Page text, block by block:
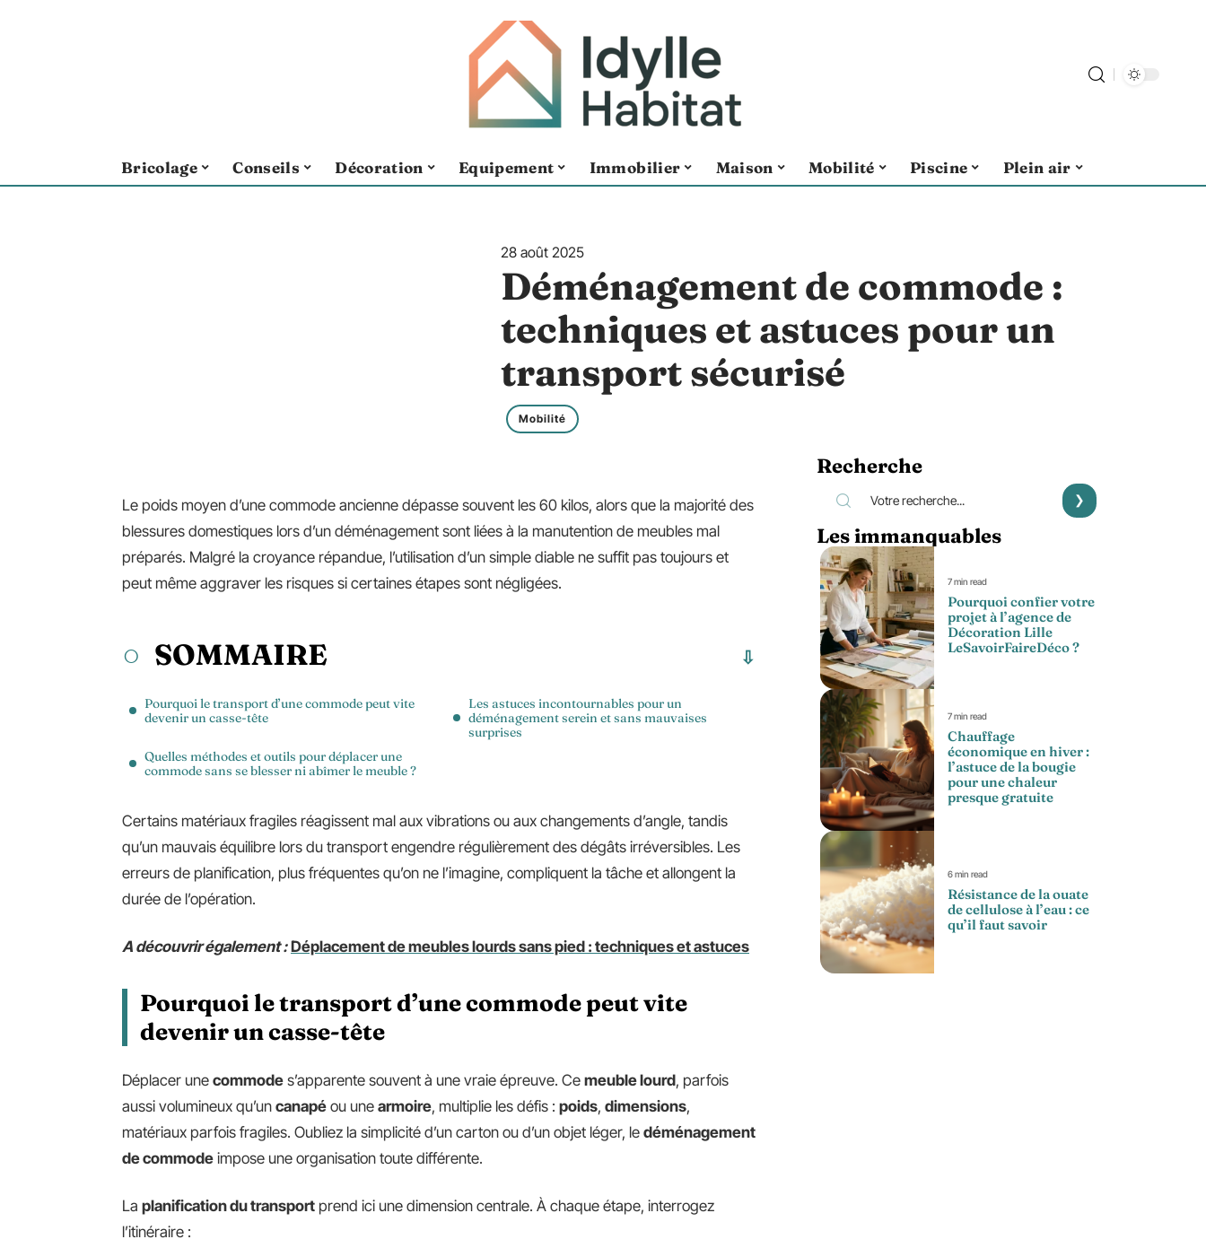
Bricolage Conseils Décoration Equipement Immobilier Maison Mobilité Piscine Plein air
28 août 2025
Déménagement de commode :
techniques et astuces pour un
transport sécurisé
Mobilité
Le poids moyen d’une commode ancienne dépasse souvent les 60 kilos, alors que la majorité des
blessures domestiques lors d’un déménagement sont liées à la manutention de meubles mal
préparés. Malgré la croyance répandue, l’utilisation d’un simple diable ne suffit pas toujours et
peut même aggraver les risques si certaines étapes sont négligées.
SOMMAIRE
Pourquoi le transport d’une commode peut vite
devenir un casse-tête
Quelles méthodes et outils pour déplacer une
commode sans se blesser ni abîmer le meuble ?
Les astuces incontournables pour un
déménagement serein et sans mauvaises
surprises
Certains matériaux fragiles réagissent mal aux vibrations ou aux changements d’angle, tandis
qu’un mauvais équilibre lors du transport engendre régulièrement des dégâts irréversibles. Les
erreurs de planification, plus fréquentes qu’on ne l’imagine, compliquent la tâche et allongent la
durée de l’opération.
A découvrir également : Déplacement de meubles lourds sans pied : techniques et astuces
Pourquoi le transport d’une commode peut vite
devenir un casse-tête
Déplacer une commode s’apparente souvent à une vraie épreuve. Ce meuble lourd, parfois
aussi volumineux qu’un canapé ou une armoire, multiplie les défis : poids, dimensions,
matériaux parfois fragiles. Oubliez la simplicité d’un carton ou d’un objet léger, le déménagement
de commode impose une organisation toute différente.
La planification du transport prend ici une dimension centrale. À chaque étape, interrogez
l’itinéraire :
Recherche
Les immanquables
7 min read
Pourquoi confier votre
projet à l’agence de
Décoration Lille
LeSavoirFaireDéco ?
7 min read
Chauffage
économique en hiver :
l’astuce de la bougie
pour une chaleur
presque gratuite
6 min read
Résistance de la ouate
de cellulose à l’eau : ce
qu’il faut savoir